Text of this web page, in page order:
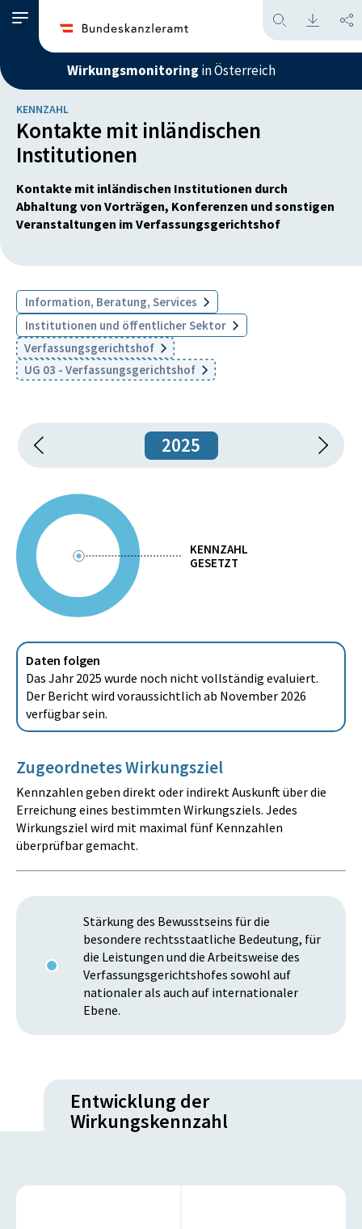
Wirkungsmonitoring in Österreich
KENNZAHL
Kontakte mit inländischen
Institutionen
Kontakte mit inländischen Institutionen durch
Abhaltung von Vorträgen, Konferenzen und sonstigen
Veranstaltungen im Verfassungsgerichtshof
Information, Beratung, Services
Institutionen und öffentlicher Sektor
Verfassungsgerichtshof
UG 03 - Verfassungsgerichtshof
2025
KENNZAHL
GESETZT
Daten folgen
Das Jahr 2025 wurde noch nicht vollständig evaluiert.
Der Bericht wird voraussichtlich ab November 2026
verfügbar sein.
Zugeordnetes Wirkungsziel
Kennzahlen geben direkt oder indirekt Auskunft über die
Erreichung eines bestimmten Wirkungsziels. Jedes
Wirkungsziel wird mit maximal fünf Kennzahlen
überprüfbar gemacht.
Stärkung des Bewusstseins für die
besondere rechtsstaatliche Bedeutung, für
die Leistungen und die Arbeitsweise des
Verfassungsgerichtshofes sowohl auf
nationaler als auch auf internationaler
Ebene.
Entwicklung der
Wirkungskennzahl